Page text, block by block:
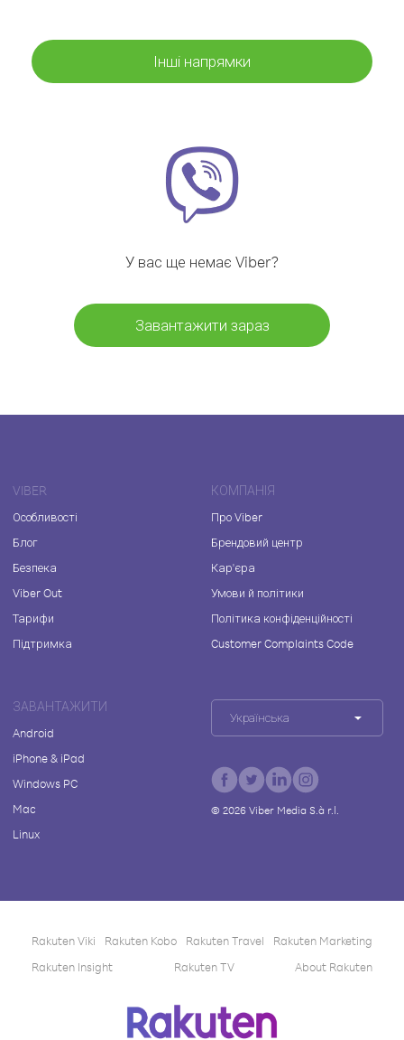
Інші напрямки
У вас ще немає Viber?
Завантажити зараз
VIBER
Особливості
Блог
Безпека
Viber Out
Тарифи
Підтримка
КОМПАНІЯ
Про Viber
Брендовий центр
Кар'єра
Умови й політики
Політика конфіденційності
Customer Complaints Code
ЗАВАНТАЖИТИ
Android
iPhone & iPad
Windows PC
Mac
Linux
Українська
© 2026Viber Media S.à r.l.
Rakuten Viki Rakuten Kobo Rakuten Travel
Rakuten Marketing
Rakuten Insight
Rakuten TV About Rakuten